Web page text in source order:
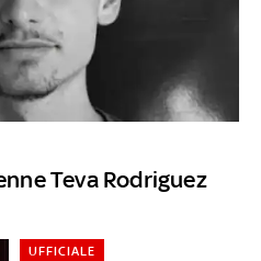
Teva Rodriguez
UFFICIALE